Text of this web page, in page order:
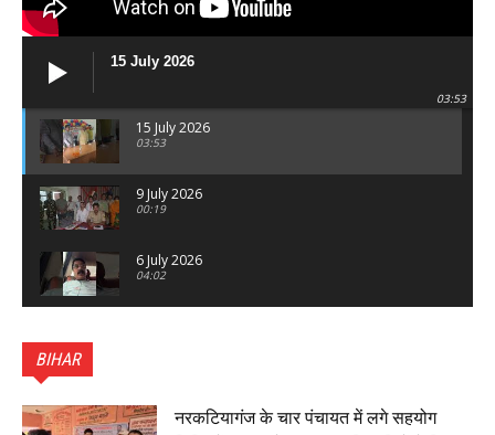
15 July 2026
03:53
15 July 2026
03:53
9 July 2026
00:19
6 July 2026
04:02
का भव्य पथ संचलन, 5 July 2026
00:22
BIHAR
नरकटियागंज के चार पंचायत में लगे सहयोग